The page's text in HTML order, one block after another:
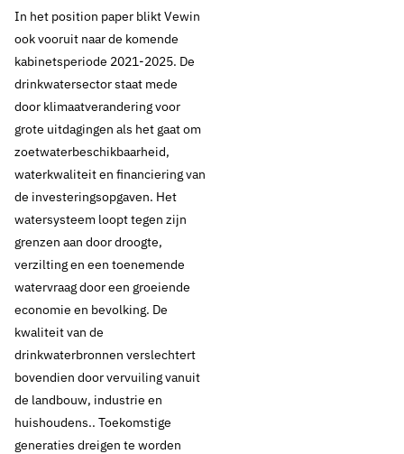
Thema's:
Drinkwaterbronnen
Drinkwaterbronnen en landbouw
Drinkwaterbronnen en ondergrond
Drinkwaterbronnen en opkomende stoffen
In het position paper blikt Vewin
ook vooruit naar de komende
kabinetsperiode 2021-2025. De
drinkwatersector staat mede
door klimaatverandering voor
grote uitdagingen als het gaat om
zoetwaterbeschikbaarheid,
waterkwaliteit en financiering van
de investeringsopgaven. Het
watersysteem loopt tegen zijn
grenzen aan door droogte,
verzilting en een toenemende
watervraag door een groeiende
economie en bevolking. De
kwaliteit van de
drinkwaterbronnen verslechtert
bovendien door vervuiling vanuit
de landbouw, industrie en
huishoudens.. Toekomstige
generaties dreigen te worden